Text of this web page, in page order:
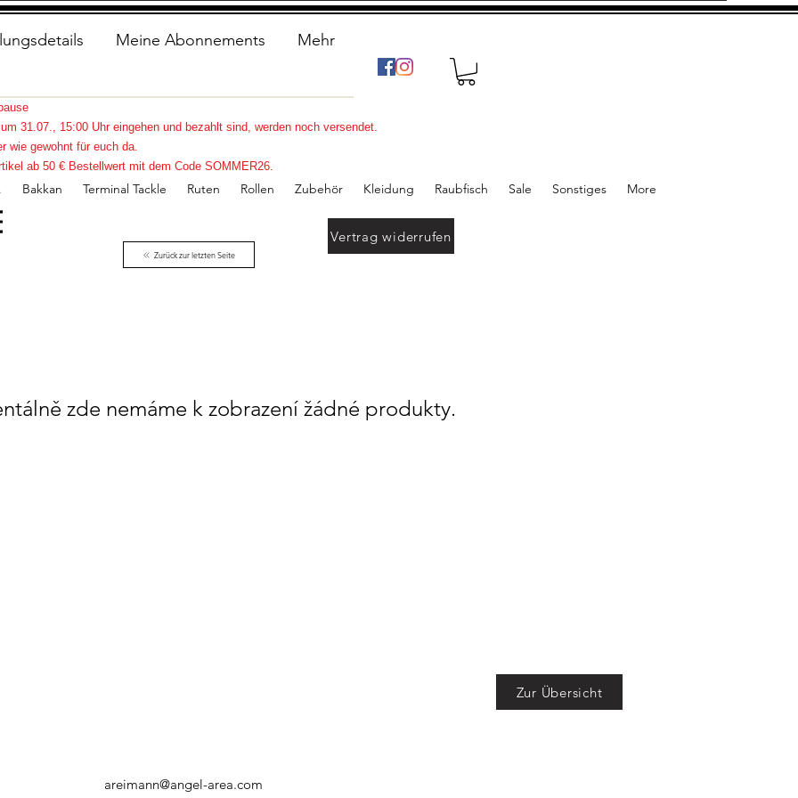
Meine Abonnements Mehr
Bakkan Terminal Tackle Ruten Rollen Zubehör Kleidung Raubfisch Sale Sonstiges More
31.07., 15:00 Uhr eingehen und bezahlt sind, werden noch versendet.
wie gewohnt für euch da.
ab 50 € Bestellwert mit dem Code SOMMER26.
Vertrag widerrufen
Zurück zur letzten Seite
zde nemáme k zobrazení žádné produkty.
Zur Übersicht
areimann@angel-area.com